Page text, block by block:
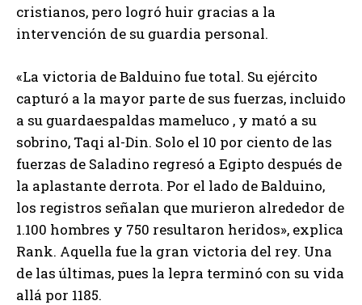
cristianos, pero logró huir gracias a la
intervención de su guardia personal.
«La victoria de Balduino fue total. Su ejército
capturó a la mayor parte de sus fuerzas, incluido
a su guardaespaldas mameluco , y mató a su
sobrino, Taqi al-Din. Solo el 10 por ciento de las
fuerzas de Saladino regresó a Egipto después de
la aplastante derrota. Por el lado de Balduino,
los registros señalan que murieron alrededor de
1.100 hombres y 750 resultaron heridos», explica
Rank. Aquella fue la gran victoria del rey. Una
de las últimas, pues la lepra terminó con su vida
allá por 1185.